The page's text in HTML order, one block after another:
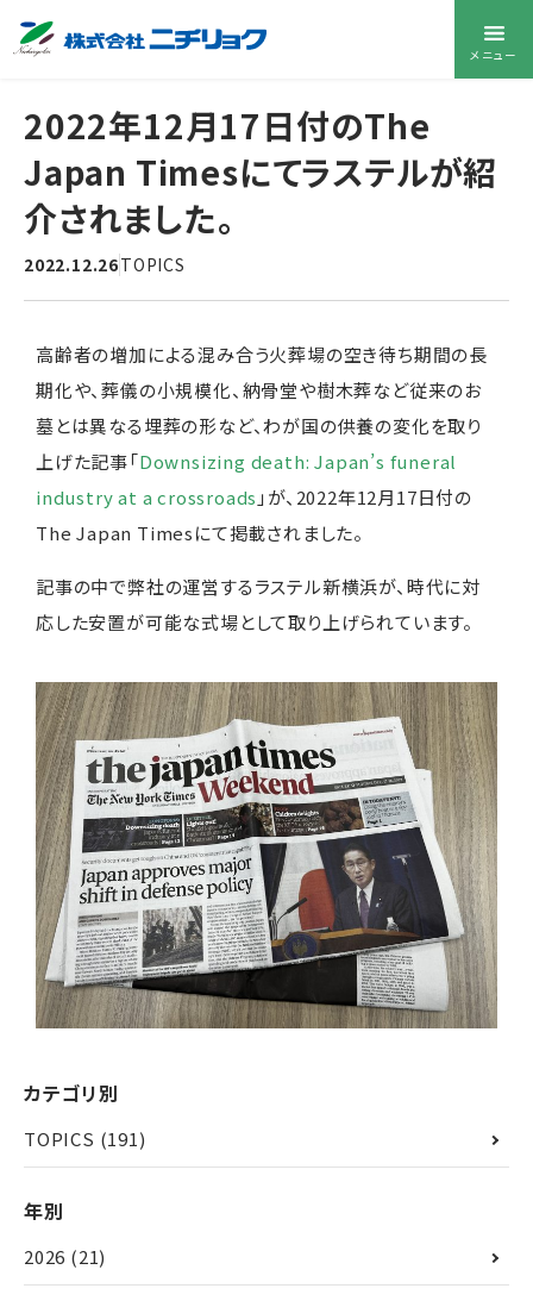
メニュー
2022年12月17日付のThe
Japan Timesにてラステルが紹
介されました。
2022.12.26TOPICS
高齢者の増加による混み合う火葬場の空き待ち期間の長
期化や、葬儀の小規模化、納骨堂や樹木葬など従来のお
墓とは異なる埋葬の形など、わが国の供養の変化を取り
上げた記事「Downsizing death: Japan’s funeral
industry at a crossroads 」が、2022年12月17日付の
The Japan Timesにて掲載されました。
記事の中で弊社の運営するラステル新横浜が、時代に対
応した安置が可能な式場として取り上げられています。
カテゴリ別
TOPICS (191)
年別
2026 (21)